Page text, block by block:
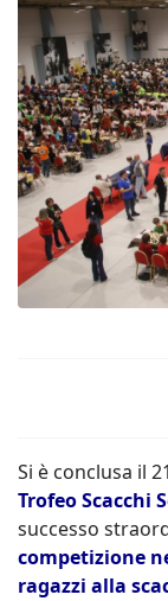
Si è conclusa il
Trofeo Scacchi
successo
competizione
ragazzi alla